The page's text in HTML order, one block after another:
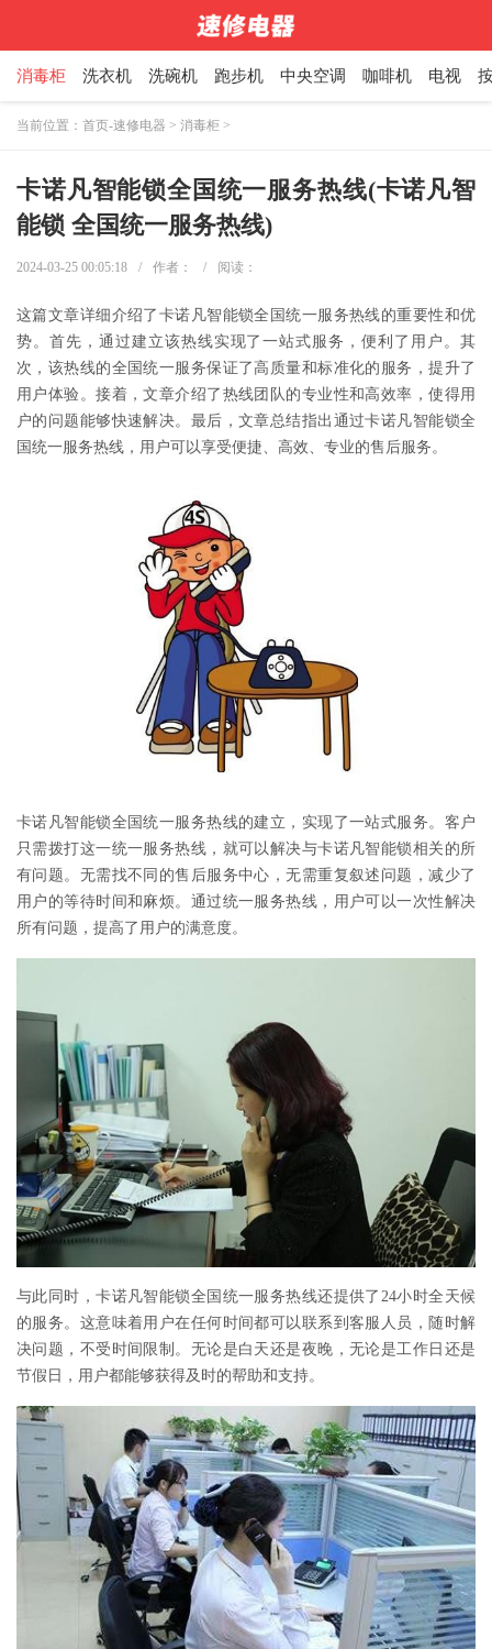
消毒柜 洗衣机 洗碗机 跑步机 中央空调 咖啡机 电视
当前位置： 首页-速修电器 > 消毒柜 >
卡诺凡智能锁全国统一服务热线(卡诺凡智
能锁 全国统一服务热线)
2024-03-25 00:05:18 / 作者： / 阅读：
这篇文章详细介绍了卡诺凡智能锁全国统一服务热线的重要性和优
势。首先，通过建立该热线实现了一站式服务，便利了用户。其
次，该热线的全国统一服务保证了高质量和标准化的服务，提升了
用户体验。接着，文章介绍了热线团队的专业性和高效率，使得用
户的问题能够快速解决。最后，文章总结指出通过卡诺凡智能锁全
国统一服务热线，用户可以享受便捷、高效、专业的售后服务。
卡诺凡智能锁全国统一服务热线的建立，实现了一站式服务。客户
只需拨打这一统一服务热线，就可以解决与卡诺凡智能锁相关的所
有问题。无需找不同的售后服务中心，无需重复叙述问题，减少了
用户的等待时间和麻烦。通过统一服务热线，用户可以一次性解决
所有问题，提高了用户的满意度。
与此同时，卡诺凡智能锁全国统一服务热线还提供了24小时全天候
的服务。这意味着用户在任何时间都可以联系到客服人员，随时解
决问题，不受时间限制。无论是白天还是夜晚，无论是工作日还是
节假日，用户都能够获得及时的帮助和支持。